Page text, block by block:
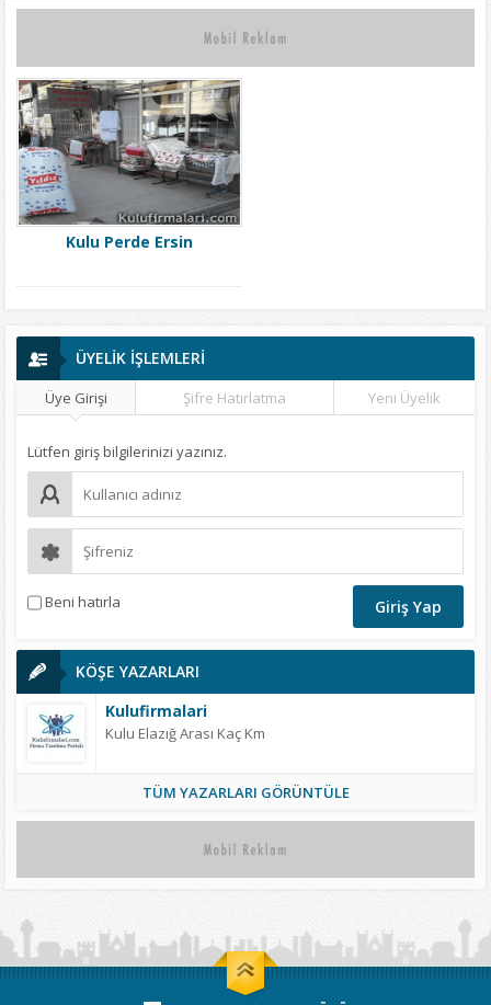
Kulu Perde Ersin
ÜYELİK İŞLEMLERİ
Üye Girişi Şifre Hatırlatma Yeni Üyelik
Lütfen giriş bilgilerinizi yazınız.
Beni hatırla
KÖŞE YAZARLARI
Kulufirmalari
Kulu Elazığ Arası Kaç Km
TÜM YAZARLARI GÖRÜNTÜLE